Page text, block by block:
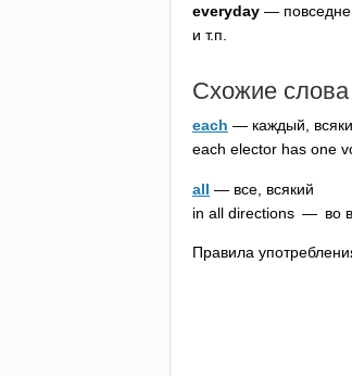
everyday —
и т.п.
Схожие слова
each — каждый,
each elector has one
all — все, всякий
in all directions — во
Правила